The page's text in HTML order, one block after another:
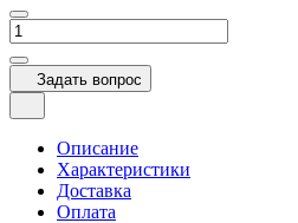
Задать вопрос
Описание
Характеристики
Доставка
Оплата